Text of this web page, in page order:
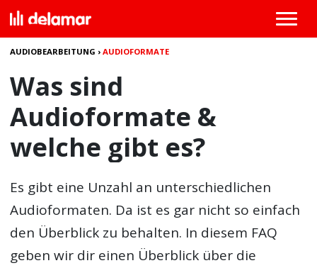
AUDIOBEARBEITUNG ›AUDIOFORMATE
Was sind
Audioformate &
welche gibt es?
Es gibt eine Unzahl an unterschiedlichen
Audioformaten. Da ist es gar nicht so einfach
den Überblick zu behalten. In diesem FAQ
geben wir dir einen Überblick über die